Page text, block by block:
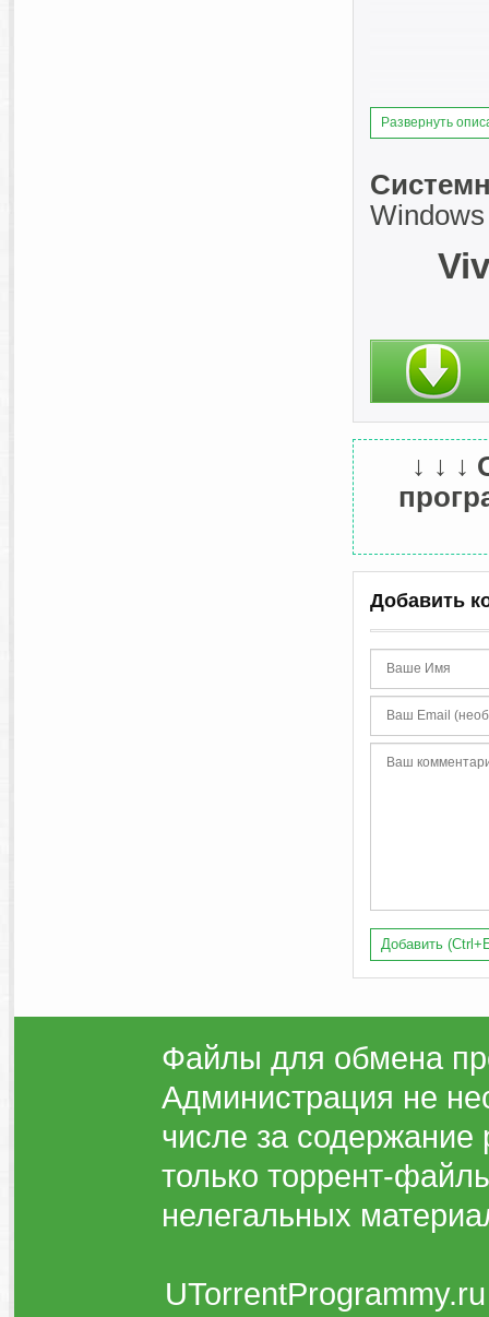
Развернуть
↓ ↓ ↓
Добавить
Добавить
Файлы для обмена
Администрация не
числе за
только торрент-
нелегальных
UTorrentProgrammy.ru